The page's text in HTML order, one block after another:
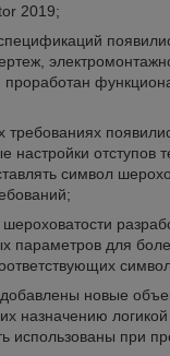
2019;
требованиях
настройки отступов
символ
шероховатости
параметров для
новые
назначению логикой
использованы при